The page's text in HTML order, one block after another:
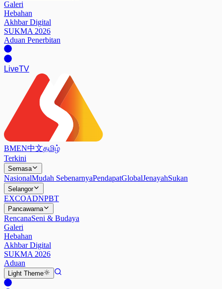
Galeri
Hebahan
Akhbar Digital
SUKMA 2026
Aduan Penerbitan
LiveTV
BMEN中文தமிழ்
Terkini
Semasa
NasionalMudah SebenarnyaPendapatGlobalJenayahSukan
Selangor
EXCOADNPBT
Pancawarna
RencanaSeni & Budaya
Galeri
Hebahan
Akhbar Digital
SUKMA 2026
Aduan
Light Theme